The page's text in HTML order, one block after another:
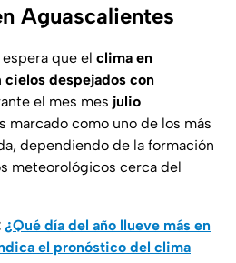
Aguascalientes
que el clima en
cielos despejados con
el mes mes julio
marcado como uno de los más
dependiendo de la formación
meteorológicos cerca del
¿Qué día del año llueve más en
el pronóstico del clima